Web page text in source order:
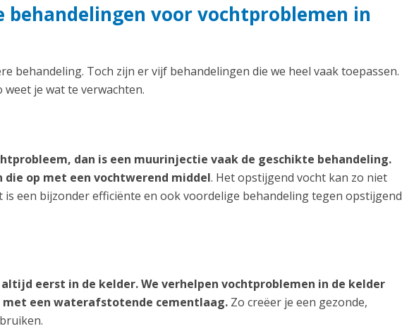
voor vochtproblemen in
behandeling. Toch zijn er vijf behandelingen die we heel vaak toepassen.
je wat te verwachten.
dan is een muurinjectie vaak de geschikte behandeling.
die op met een vochtwerend middel. Het opstijgend vocht kan zo niet
een bijzonder efficiënte en ook voordelige behandeling tegen opstijgend
eerst in de kelder. We verhelpen vochtproblemen in de kelder
met een waterafstotende cementlaag. Zo creëer je een gezonde,